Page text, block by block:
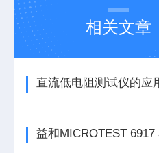
相关文章